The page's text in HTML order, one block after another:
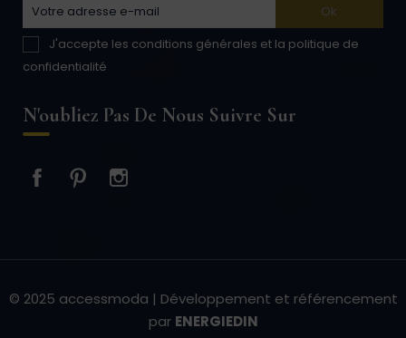
J'accepte les conditions générales et la politique de
confidentialité
N'oubliez Pas De Nous Suivre Sur
FacebookPinterest
© 2025 accessmoda | Développement et référencement
par ENERGIEDIN